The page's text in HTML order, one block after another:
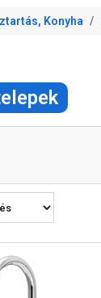
Konyha